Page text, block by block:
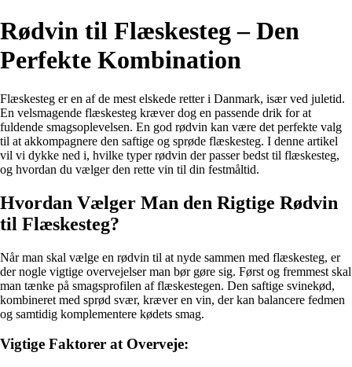
Rødvin til Flæskesteg – Den
Perfekte Kombination
Flæskesteg er en af de mest elskede retter i Danmark, især ved juletid.
En velsmagende flæskesteg kræver dog en passende drik for at
fuldende smagsoplevelsen. En god rødvin kan være det perfekte valg
til at akkompagnere den saftige og sprøde flæskesteg. I denne artikel
vil vi dykke ned i, hvilke typer rødvin der passer bedst til flæskesteg,
og hvordan du vælger den rette vin til din festmåltid.
Hvordan Vælger Man den Rigtige Rødvin
til Flæskesteg?
Når man skal vælge en rødvin til at nyde sammen med flæskesteg, er
der nogle vigtige overvejelser man bør gøre sig. Først og fremmest skal
man tænke på smagsprofilen af flæskestegen. Den saftige svinekød,
kombineret med sprød svær, kræver en vin, der kan balancere fedmen
og samtidig komplementere kødets smag.
Vigtige Faktorer at Overveje: